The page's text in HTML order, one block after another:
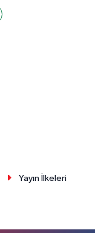
Yayın İlkeleri